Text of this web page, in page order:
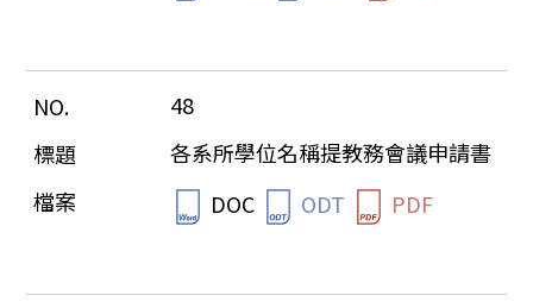
48
各系所學位名稱提教務會議申請書
DOC
ODT PDF